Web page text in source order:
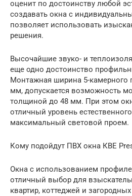
оценит по достоинству любой
создавать окна с
позволяет использовать
решения.
Высочайшие звуко- и
еще одно достоинство
Монтажная ширина 5-камерного
мм, допускается возможность
толщиной до 48 мм. При этом
отличный уровень
максимальный световой проем.
Кому подойдут ПВХ окна КВЕ
Окна с использованием
отличный выбор для
квартир, коттеджей и